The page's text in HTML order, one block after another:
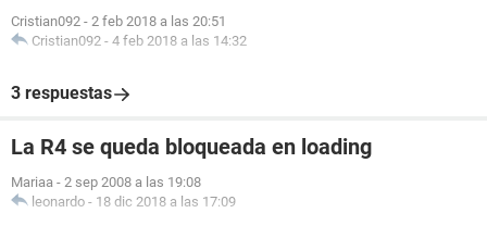
Cristian092 - 2 feb 2018 a las 20:51
Cristian092 - 4 feb 2018 a las 14:32
3 respuestas
La R4 se queda bloqueada en loading
Mariaa - 2 sep 2008 a las 19:08
leonardo - 18 dic 2018 a las 17:09